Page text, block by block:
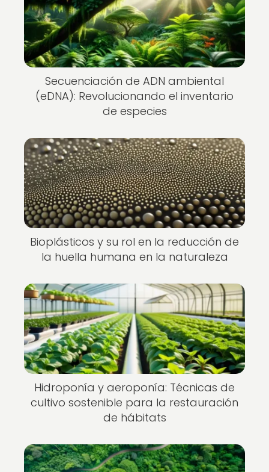
Secuenciación de ADN ambiental
(eDNA): Revolucionando el inventario
de especies
Bioplásticos y su rol en la reducción de
la huella humana en la naturaleza
Hidroponía y aeroponía: Técnicas de
cultivo sostenible para la restauración
de hábitats